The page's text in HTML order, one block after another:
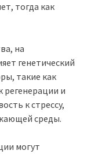
тогда как
на
генетический
такие как
регенерации и
к стрессу,
среды.
могут